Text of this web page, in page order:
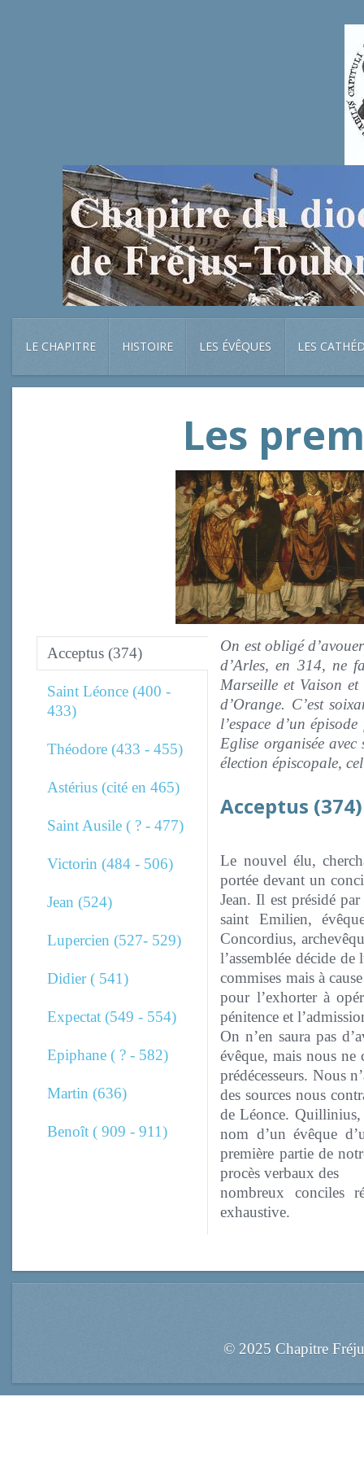
LE CHAPITRE HISTOIRE LES ÉVÊQUES LES
Les
Acceptus (374)
Saint Léonce (400 -
433)
Théodore (433 - 455)
Astérius (cité en 465)
Saint Ausile ( ? - 477)
Victorin (484 - 506)
Jean (524)
Lupercien (527- 529)
Didier ( 541)
Expectat (549 - 554)
Epiphane ( ? - 582)
Martin (636)
Benoît ( 909 - 911)
On est obligé
d’Arles, en 314, ne
Marseille et Vaison et
d’Orange. C’est
l’espace d’un
Eglise organisée avec
élection épiscopale,
Acceptus
Le nouvel élu,
portée devant un
Jean. Il est présidé
saint Emilien,
Concordius,
l’assemblée décide
commises mais à
pour l’exhorter à
pénitence et
On n’en saura pas
évêque, mais nous
prédécesseurs. Nous
des sources nous
de Léonce. Quillinius,
nom d’un évêque
première partie de
procès verbaux des
nombreux conciles
exhaustive.
© 2025 Chapitre